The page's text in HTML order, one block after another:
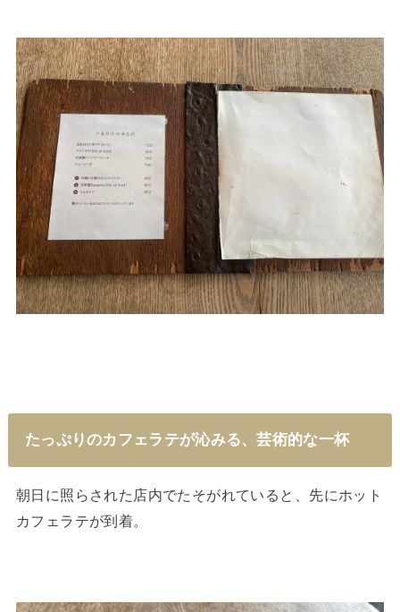
たっぷりのカフェラテが沁みる、芸術的な一杯
朝日に照らされた店内でたそがれていると、先にホット
カフェラテが到着。